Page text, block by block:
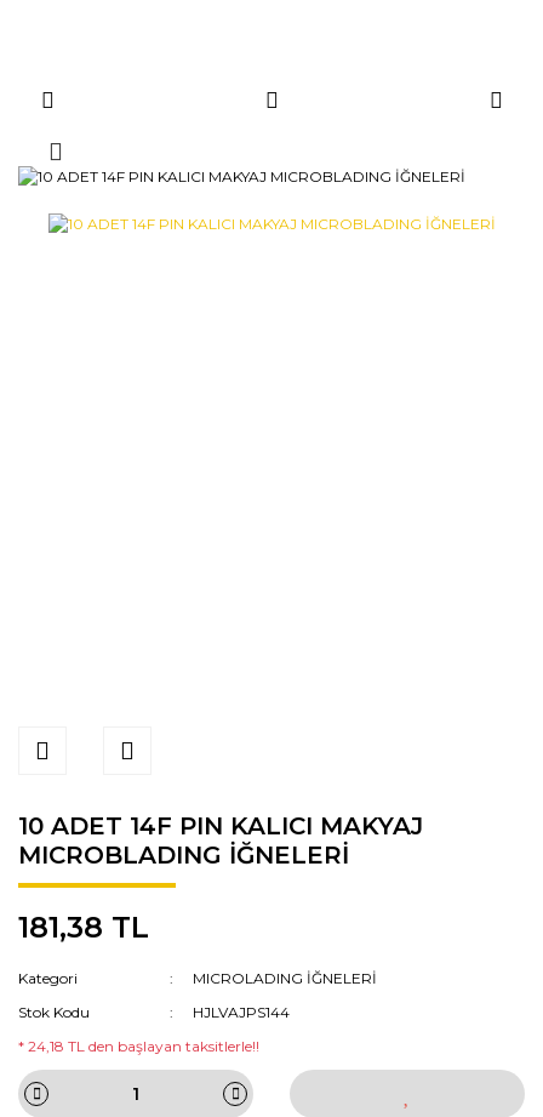
10 ADET 14F PIN KALICI MAKYAJ
MICROBLADING İĞNELERİ
181,38 TL
Kategori
MICROLADING İĞNELERİ
Stok Kodu
HJLVAJPS144
* 24,18 TL den başlayan taksitlerle!!